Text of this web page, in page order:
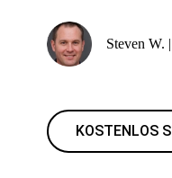
Steven W.
KOSTENLOS